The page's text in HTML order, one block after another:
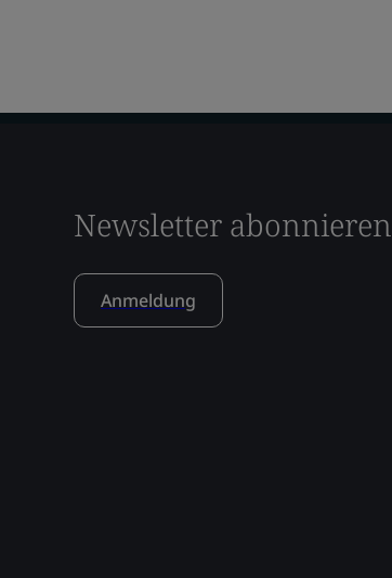
Newsletter abonnieren
Anmeldung